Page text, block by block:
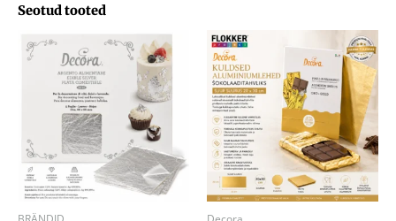
Seotud tooted